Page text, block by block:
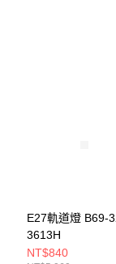
E27軌道燈 B69-
3613H
NT$840